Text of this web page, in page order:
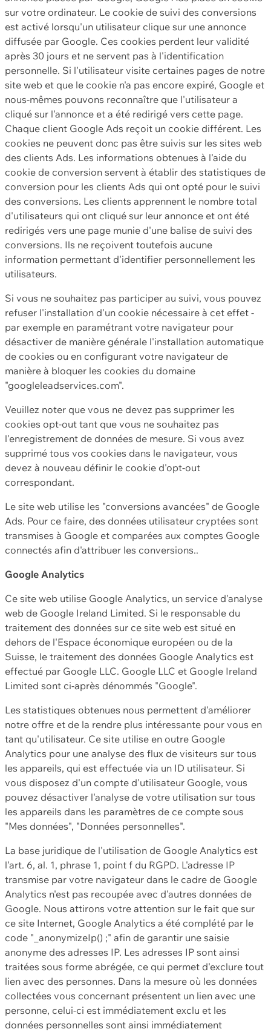
sur votre ordinateur. Le cookie de suivi des conversions
est activé lorsqu'un utilisateur clique sur une annonce
diffusée par Google. Ces cookies perdent leur validité
après 30 jours et ne servent pas à l'identification
personnelle. Si l'utilisateur visite certaines pages de notre
site web et que le cookie n'a pas encore expiré, Google et
nous-mêmes pouvons reconnaître que l'utilisateur a
cliqué sur l'annonce et a été redirigé vers cette page.
Chaque client Google Ads reçoit un cookie différent. Les
cookies ne peuvent donc pas être suivis sur les sites web
des clients Ads. Les informations obtenues à l'aide du
cookie de conversion servent à établir des statistiques de
conversion pour les clients Ads qui ont opté pour le suivi
des conversions. Les clients apprennent le nombre total
d'utilisateurs qui ont cliqué sur leur annonce et ont été
redirigés vers une page munie d'une balise de suivi des
conversions. Ils ne reçoivent toutefois aucune
information permettant d'identifier personnellement les
utilisateurs.
Si vous ne souhaitez pas participer au suivi, vous pouvez
refuser l'installation d'un cookie nécessaire à cet effet -
par exemple en paramétrant votre navigateur pour
désactiver de manière générale l'installation automatique
de cookies ou en configurant votre navigateur de
manière à bloquer les cookies du domaine
"googleleadservices.com".
Veuillez noter que vous ne devez pas supprimer les
cookies opt-out tant que vous ne souhaitez pas
l'enregistrement de données de mesure. Si vous avez
supprimé tous vos cookies dans le navigateur, vous
devez à nouveau définir le cookie d'opt-out
correspondant.
Le site web utilise les "conversions avancées" de Google
Ads. Pour ce faire, des données utilisateur cryptées sont
transmises à Google et comparées aux comptes Google
connectés afin d'attribuer les conversions..
Google Analytics
Ce site web utilise Google Analytics, un service d'analyse
web de Google Ireland Limited. Si le responsable du
traitement des données sur ce site web est situé en
dehors de l'Espace économique européen ou de la
Suisse, le traitement des données Google Analytics est
effectué par Google LLC. Google LLC et Google Ireland
Limited sont ci-après dénommés "Google".
Les statistiques obtenues nous permettent d'améliorer
notre offre et de la rendre plus intéressante pour vous en
tant qu'utilisateur. Ce site utilise en outre Google
Analytics pour une analyse des flux de visiteurs sur tous
les appareils, qui est effectuée via un ID utilisateur. Si
vous disposez d'un compte d'utilisateur Google, vous
pouvez désactiver l'analyse de votre utilisation sur tous
les appareils dans les paramètres de ce compte sous
"Mes données", "Données personnelles".
La base juridique de l'utilisation de Google Analytics est
l'art. 6, al. 1, phrase 1, point f du RGPD. L'adresse IP
transmise par votre navigateur dans le cadre de Google
Analytics n'est pas recoupée avec d'autres données de
Google. Nous attirons votre attention sur le fait que sur
ce site Internet, Google Analytics a été complété par le
code "_anonymizeIp() ;" afin de garantir une saisie
anonyme des adresses IP. Les adresses IP sont ainsi
traitées sous forme abrégée, ce qui permet d'exclure tout
lien avec des personnes. Dans la mesure où les données
collectées vous concernant présentent un lien avec une
personne, celui-ci est immédiatement exclu et les
données personnelles sont ainsi immédiatement